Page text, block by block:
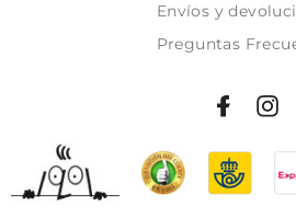
Envíos y
Preguntas